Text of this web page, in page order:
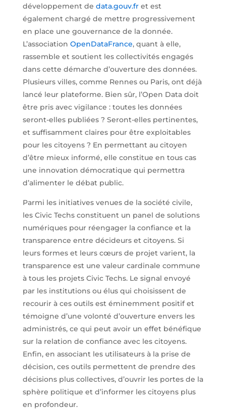
développement de data.gouv.fret est
également chargé de mettre progressivement
en place une gouvernance de la donnée.
L’association OpenDataFrance, quant à elle,
rassemble et soutient les collectivités engagés
dans cette démarche d’ouverture des données.
Plusieurs villes, comme Rennes ou Paris, ont déjà
lancé leur plateforme. Bien sûr, l’Open Data doit
être pris avec vigilance : toutes les données
seront-elles publiées ? Seront-elles pertinentes,
et suffisamment claires pour être exploitables
pour les citoyens ? En permettant au citoyen
d’être mieux informé, elle constitue en tous cas
une innovation démocratique qui permettra
d’alimenter le débat public.
Parmi les initiatives venues de la société civile,
les Civic Techs constituent un panel de solutions
numériques pour réengager la confiance et la
transparence entre décideurs et citoyens. Si
leurs formes et leurs cœurs de projet varient, la
transparence est une valeur cardinale commune
à tous les projets Civic Techs. Le signal envoyé
par les institutions ou élus qui choisissent de
recourir à ces outils est éminemment positif et
témoigne d’une volonté d’ouverture envers les
administrés, ce qui peut avoir un effet bénéfique
sur la relation de confiance avec les citoyens.
Enfin, en associant les utilisateurs à la prise de
décision, ces outils permettent de prendre des
décisions plus collectives, d’ouvrir les portes de la
sphère politique et d’informer les citoyens plus
en profondeur.